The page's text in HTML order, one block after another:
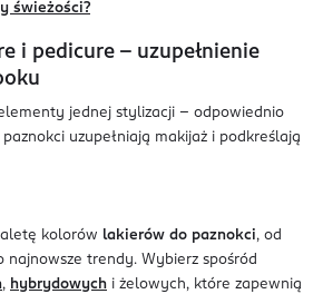
świeżości?
i pedicure - uzupełnienie
jednej stylizacji – odpowiednio
uzupełniają makijaż i podkreślają
kolorów lakierów do paznokci, od
najnowsze trendy. Wybierz spośród
, hybrydowych i żelowych, które zapewnią